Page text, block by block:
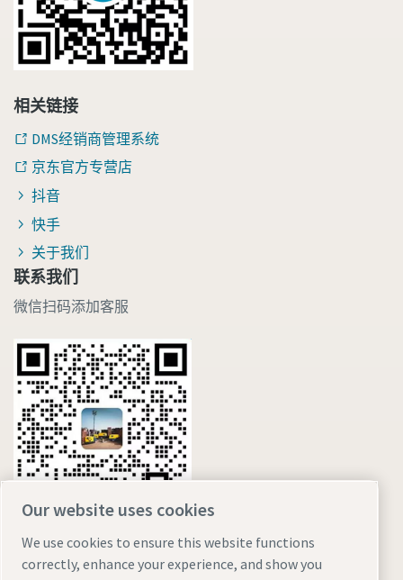
相关链接
DMS经销商管理系统
京东官方专营店
抖音
快手
关于我们
联系我们
微信扫码添加客服
Our website uses cookies
We use cookies to ensure this website functions
correctly, enhance your experience, and show you